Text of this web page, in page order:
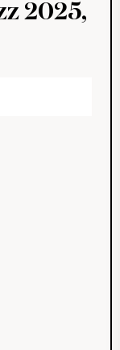
2025,